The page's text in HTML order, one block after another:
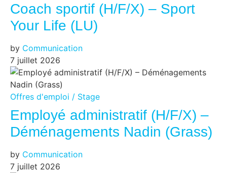
Coach sportif (H/F/X) – Sport
Your Life (LU)
by Communication
7 juillet 2026
Offres d'emploi / Stage
Employé administratif (H/F/X) –
Déménagements Nadin (Grass)
by Communication
7 juillet 2026